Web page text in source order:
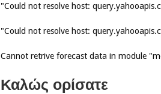
"Could not resolve host:
"Could not resolve host:
Cannot retrive forecast data in module
Καλώς ορίσατε